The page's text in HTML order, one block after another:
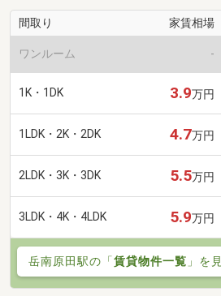
間取り 家賃相場
ワンルーム -
1K・1DK 3.9万円
1LDK・2K・2DK 4.7万円
2LDK・3K・3DK 5.5万円
3LDK・4K・4LDK 5.9万円
岳南原田駅の「賃貸物件一覧 」を